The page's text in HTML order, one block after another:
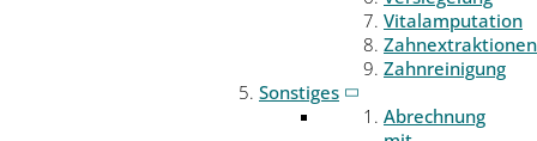
Vitalamputation
Zahnextraktionen
Zahnreinigung
Sonstiges
Abrechnung